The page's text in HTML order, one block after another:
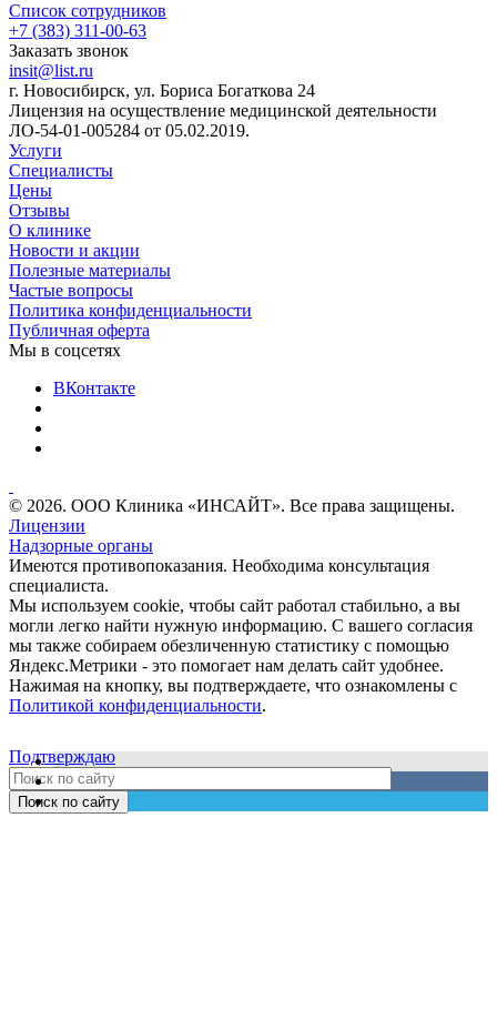
Список сотрудников
+7 (383) 311-00-63
Заказать звонок
insit@list.ru
г. Новосибирск, ул. Бориса Богаткова 24
Лицензия на осуществление медицинской деятельности
ЛО-54-01-005284 от 05.02.2019.
Услуги
Специалисты
Цены
Отзывы
О клинике
Новости и акции
Полезные материалы
Частые вопросы
Политика конфиденциальности
Публичная оферта
Мы в соцсетях
ВКонтакте
© 2026. ООО Клиника «ИНСАЙТ». Все права защищены.
Лицензии
Надзорные органы
Имеются противопоказания. Необходима консультация
специалиста.
Мы используем cookie, чтобы сайт работал стабильно, а вы
могли легко найти нужную информацию. С вашего согласия
мы также собираем обезличенную статистику с помощью
Яндекс.Метрики - это помогает нам делать сайт удобнее.
Нажимая на кнопку, вы подтверждаете, что ознакомлены с
Политикой конфиденциальности.
Подтверждаю
Поиск по сайту